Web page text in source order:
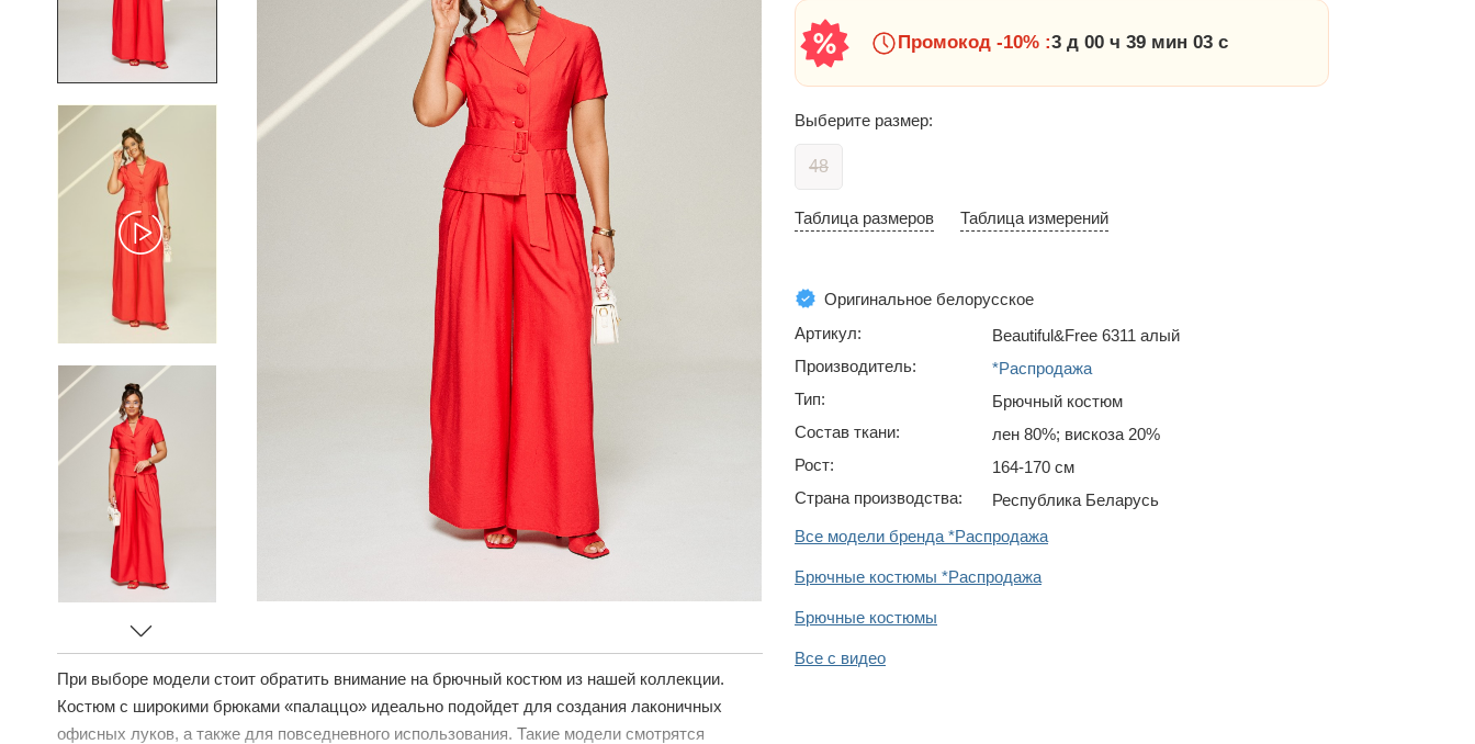
При выборе модели стоит обратить внимание на брючный костюм из нашей коллекции.
Костюм с широкими брюками «палаццо» идеально подойдет для создания лаконичных
офисных луков, а также для повседневного использования. Такие модели смотрятся
Промокод -10% :3 д 00 ч 39 мин 02 с
Выберите размер:
48
Таблица размеров Таблица измерений
Оригинальное белорусское
Артикул:
Beautiful&Free 6311 алый
Производитель:
*Распродажа
Тип:
Брючный костюм
Состав ткани:
лен 80%; вискоза 20%
Рост:
164-170 см
Страна производства:
Республика Беларусь
Все модели бренда *Распродажа
Брючные костюмы *Распродажа
Брючные костюмы
Все с видео